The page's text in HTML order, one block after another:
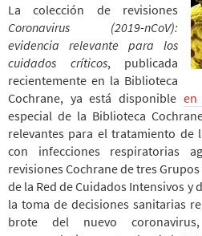
La colección de revisiones
Coronavirus (2019-nCoV):
evidencia relevante para los
cuidados críticos, publicada
recientemente en la Biblioteca
Cochrane, ya está disponible en
especial de la Biblioteca
relevantes para el tratamiento de
con infecciones respiratorias
revisiones Cochrane de tres
de la Red de Cuidados Intensivos y
la toma de decisiones sanitarias
brote del nuevo